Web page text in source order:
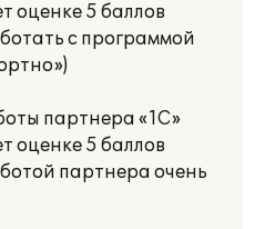
оценке 5 баллов
с программой
партнера «1С»
оценке 5 баллов
партнера очень